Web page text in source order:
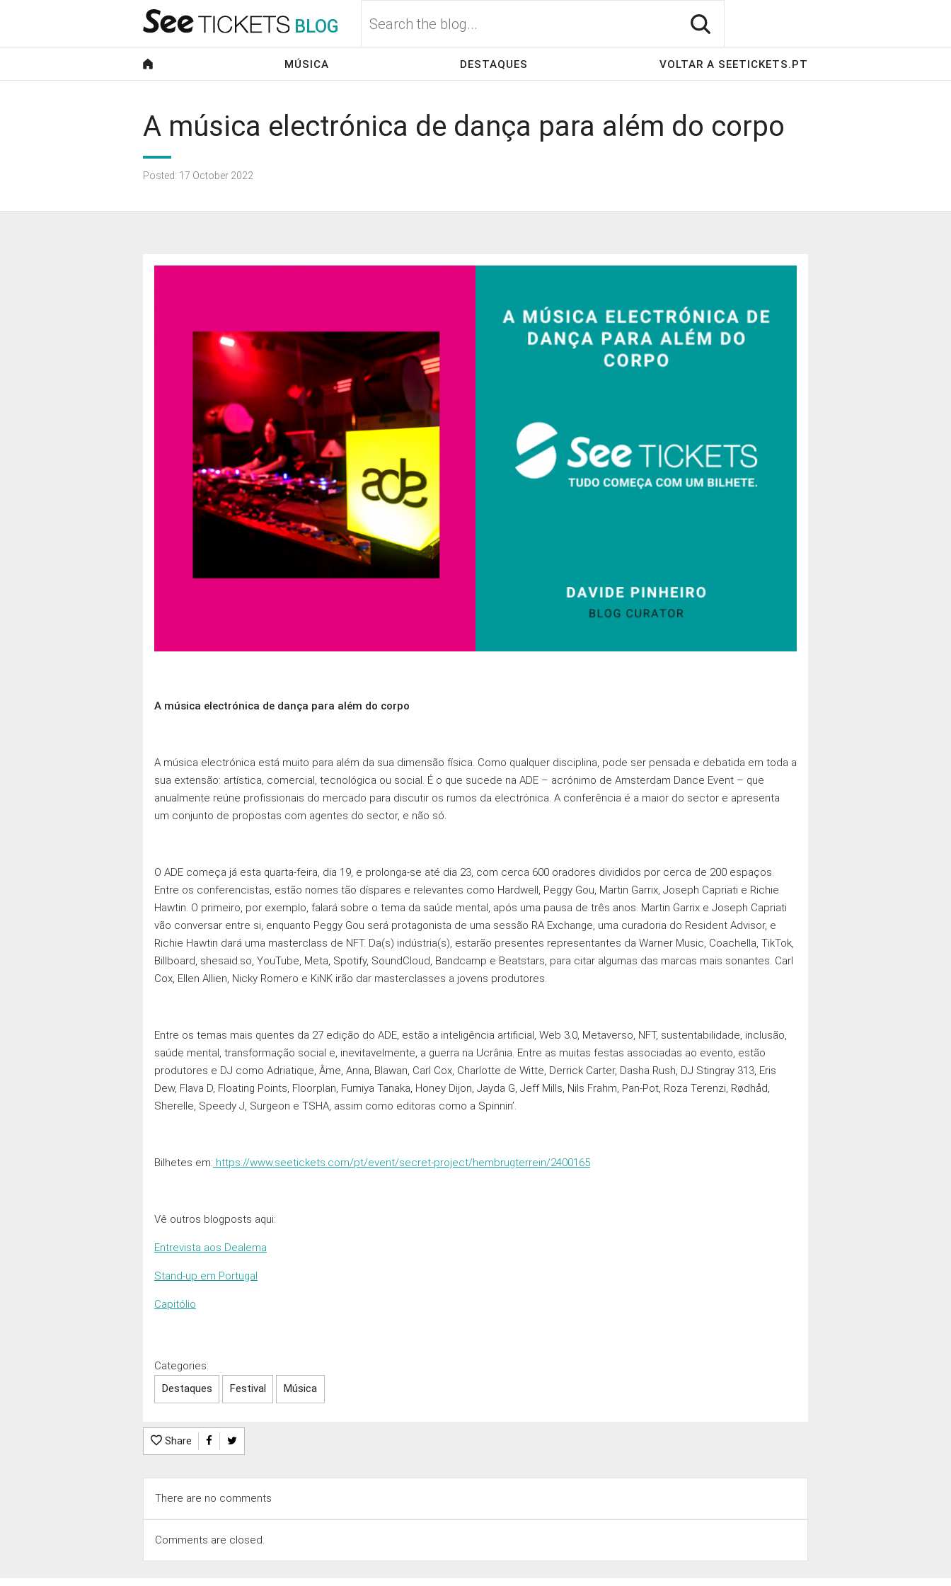
BLOG
MÚSICA DESTAQUES VOLTAR A SEETICKETS.PT
A música electrónica de dança para além do corpo
Posted: 17 October 2022
A música electrónica de dança para além do corpo
A música electrónica está muito para além da sua dimensão física. Como qualquer disciplina, pode ser pensada e debatida em toda a
sua extensão: artística, comercial, tecnológica ou social. É o que sucede na ADE – acrónimo de Amsterdam Dance Event – que
anualmente reúne profissionais do mercado para discutir os rumos da electrónica. A conferência é a maior do sector e apresenta
um conjunto de propostas com agentes do sector, e não só.
O ADE começa já esta quarta-feira, dia 19, e prolonga-se até dia 23, com cerca 600 oradores divididos por cerca de 200 espaços.
Entre os conferencistas, estão nomes tão díspares e relevantes como Hardwell, Peggy Gou, Martin Garrix, Joseph Capriati e Richie
Hawtin. O primeiro, por exemplo, falará sobre o tema da saúde mental, após uma pausa de três anos. Martin Garrix e Joseph Capriati
vão conversar entre si, enquanto Peggy Gou será protagonista de uma sessão RA Exchange, uma curadoria do Resident Advisor, e
Richie Hawtin dará uma masterclass de NFT. Da(s) indústria(s), estarão presentes representantes da Warner Music, Coachella, TikTok,
Billboard, shesaid.so, YouTube, Meta, Spotify, SoundCloud, Bandcamp e Beatstars, para citar algumas das marcas mais sonantes. Carl
Cox, Ellen Allien, Nicky Romero e KiNK irão dar masterclasses a jovens produtores.
Entre os temas mais quentes da 27 edição do ADE, estão a inteligência artificial, Web 3.0, Metaverso, NFT, sustentabilidade, inclusão,
saúde mental, transformação social e, inevitavelmente, a guerra na Ucrânia. Entre as muitas festas associadas ao evento, estão
produtores e DJ como Adriatique, Âme, Anna, Blawan, Carl Cox, Charlotte de Witte, Derrick Carter, Dasha Rush, DJ Stingray 313, Eris
Dew, Flava D, Floating Points, Floorplan, Fumiya Tanaka, Honey Dijon, Jayda G, Jeff Mills, Nils Frahm, Pan-Pot, Roza Terenzi, Rødhåd,
Sherelle, Speedy J, Surgeon e TSHA, assim como editoras como a Spinnin’.
Bilhetes em: https://www.seetickets.com/pt/event/secret-project/hembrugterrein/2400165
Vê outros blogposts aqui:
Entrevista aos Dealema
Stand-up em Portugal
Capitólio
Categories:
Destaques
Festival Música
Share
There are no comments
Comments are closed.